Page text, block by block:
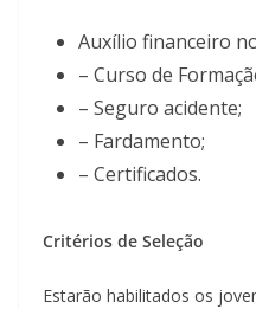
Auxílio financeiro
– Curso de
– Seguro acidente;
– Fardamento;
– Certificados.
Critérios de Seleção
Estarão habilitados os